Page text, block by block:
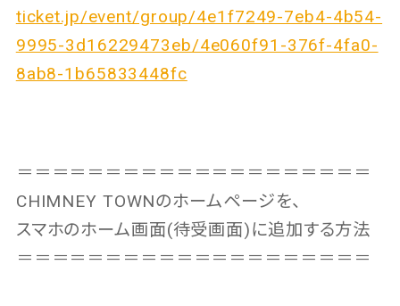
ticket.jp/event/group/4e1f7249-7eb4-4b54-
9995-3d16229473eb/4e060f91-376f-4fa0-
8ab8-1b65833448fc
＝＝＝＝＝＝＝＝＝＝＝＝＝＝＝＝＝＝＝＝
CHIMNEY TOWNのホームページを、
スマホのホーム画面(待受画面)に追加する方法
＝＝＝＝＝＝＝＝＝＝＝＝＝＝＝＝＝＝＝＝